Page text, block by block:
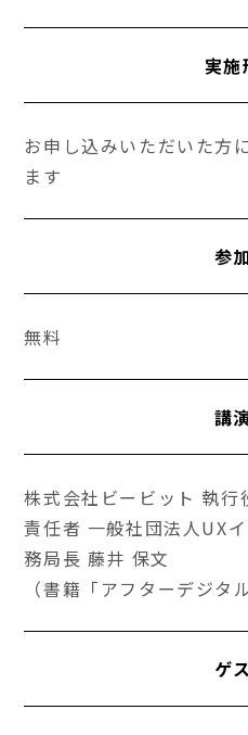
実施
お申し込みいただいた方
ます
参
無料
講
株式会社ビービット 執行
責任者 一般社団法人UX
務局長 藤井 保文
（書籍「アフターデジタ
ゲ